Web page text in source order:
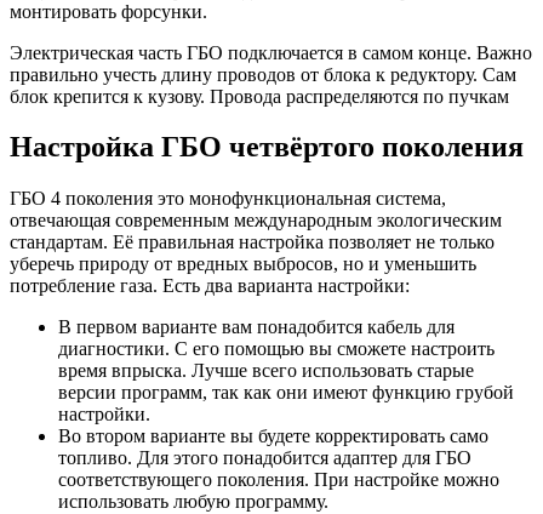
монтировать форсунки.
Электрическая часть ГБО подключается в самом конце. Важно
правильно учесть длину проводов от блока к редуктору. Сам
блок крепится к кузову. Провода распределяются по пучкам
Настройка ГБО четвёртого поколения
ГБО 4 поколения это монофункциональная система,
отвечающая современным международным экологическим
стандартам. Её правильная настройка позволяет не только
уберечь природу от вредных выбросов, но и уменьшить
потребление газа. Есть два варианта настройки:
В первом варианте вам понадобится кабель для
диагностики. С его помощью вы сможете настроить
время впрыска. Лучше всего использовать старые
версии программ, так как они имеют функцию грубой
настройки.
Во втором варианте вы будете корректировать само
топливо. Для этого понадобится адаптер для ГБО
соответствующего поколения. При настройке можно
использовать любую программу.